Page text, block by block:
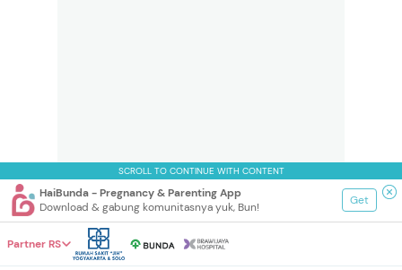
SCROLL TO CONTINUE WITH CONTENT
HaiBunda - Pregnancy & Parenting App
Download & gabung komunitasnya yuk, Bun!
Get
Partner RS